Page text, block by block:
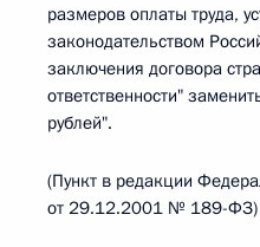
размеров оплаты труда,
законодательством
заключения договора
ответственности"
рублей".
(Пункт в редакции
от 29.12.2001 № 189-ФЗ)